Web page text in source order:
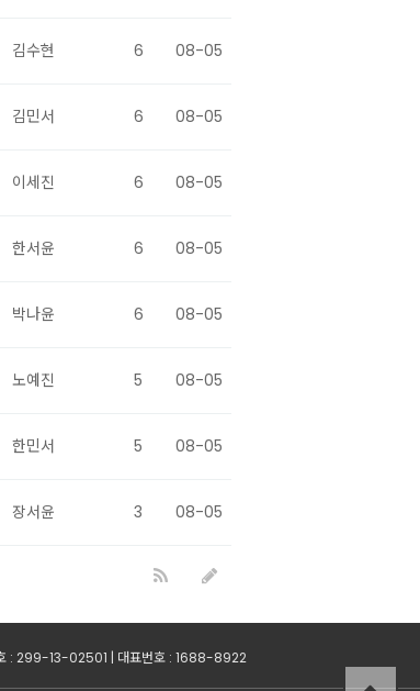
김수현 6 08-05
김민서 6 08-05
이세진 6 08-05
한서윤 6 08-05
박나윤 6 08-05
노예진 5 08-05
한민서 5 08-05
장서윤 3 08-05
호 : 299-13-02501 | 대표번호 : 1688-8922